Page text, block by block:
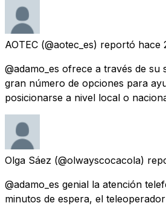
AOTEC (@aotec_es) reportó hace
@adamo_es ofrece a través de
gran número de opciones para
posicionarse a nivel local o
Olga Sáez (@olwayscocacola)
@adamo_es genial la atención
minutos de espera, el